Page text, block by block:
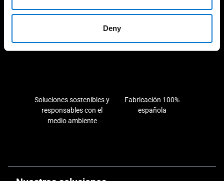
Deny
Experiencia consolidada y190 industriales de la Red
Soluciones sostenibles y
responsables con el
medio ambiente
Fabricación 100%
española